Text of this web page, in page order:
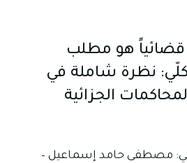
قضائياً هو مطلب
نظرة شاملة في
الجزائية
مصطفى حامد إسماعيل –